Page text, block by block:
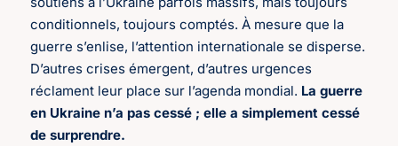
conditionnels, toujours comptés. À mesure que la
guerre s’enlise, l’attention internationale se disperse.
D’autres crises émergent, d’autres urgences
réclament leur place sur l’agenda mondial. La guerre
en Ukraine n’a pas cessé ; elle a simplement cessé
de surprendre.